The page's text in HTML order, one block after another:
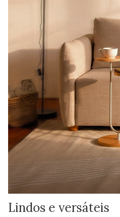
Lindos e versáteis